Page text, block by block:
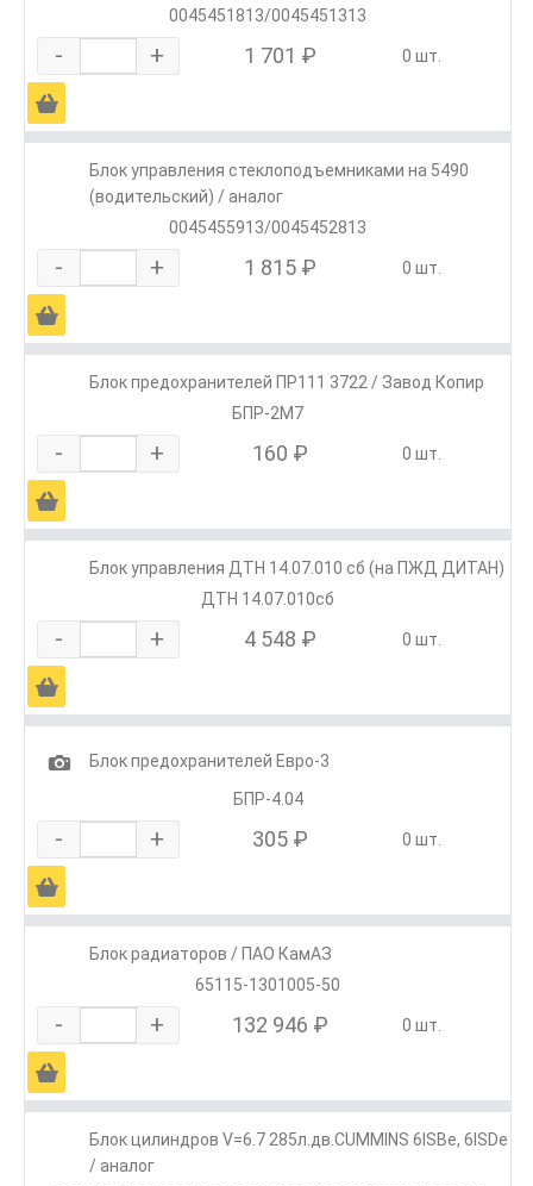
0045451813/0045451313
- + 1 701 ₽ 0 шт.
Ä
Блок управления стеклоподъемниками на 5490
(водительский) / аналог
0045455913/0045452813
- + 1 815 ₽ 0 шт.
Ä
Блок предохранителей ПР111 3722 / Завод Копир
БПР-2М7
- + 160 ₽ 0 шт.
Ä
Блок управления ДТН 14.07.010 сб (на ПЖД ДИТАН)
ДТН 14.07.010сб
- + 4 548 ₽ 0 шт.
Ä
1
Блок предохранителей Евро-3
БПР-4.04
- + 305 ₽ 0 шт.
Ä
Блок радиаторов / ПАО КамАЗ
65115-1301005-50
- + 132 946 ₽ 0 шт.
Ä
Блок цилиндров V=6.7 285л.дв.CUMMINS 6ISBe, 6ISDe
/ аналог